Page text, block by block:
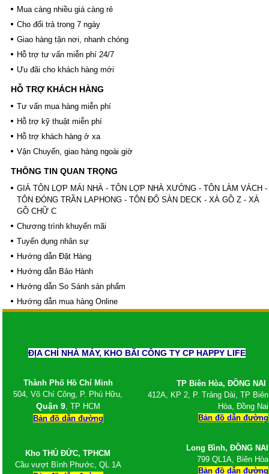
Tấm polycarbonate, Tấm nhựa sáng thông
minh
Tấm polycarbonate rỗng ruột, tấm nhựa sáng
thông minh
Tấm polycarbonate đặc ruột, tấm
polycarbonate rỗng, tấm nhựa sáng thông
Tấm polycarbonate Hàn Quốc
Tấm polycarbonate Ấn Độ EU
Tấm polycarbonate hàng Đức
Tấm polycarbonate Malaysia
Tấm nhựa poly lấy sáng màu trà 3mm 4mm
Giá tấm xi măng cemboard Thái Lan
Báo giá thi công tấm Cemboard TPHCM zalo
0913685879
Giá tấm xi măng Cemboard Duraflex 1m22*
Tấm cemboard Việt Nam
Tấm cemboard duraflex - Tấm Cemboard Vĩnh
Tường
Giá tấm xi măng Thái Lan SCG nhập 100%
Sale Tấm cemboard Thái Lan SCG
Sale Tấm cemboard Thái Lan Dura
Sale Tấm cemboard Việt Nam
Ván Coppha, Giá ván ép Cốp Pha
2022, Ván cốp pha giá rẻ
đen, Ván cốp pha giá rẻ
Ván coppha màu vàng 4 m, Bảng báo giá ván
cốp pha 2021
Giá cốp pha màu cam, Giá cốp pha xây dựng,
Ván coppha màu cam
coppha phủ keo
Ván coppha Mỹ Anh, Ván cốp pha chất lượng,
Giá ván coppha Mỹ Anh
Mua càng nhiều giá càng rẻ
Cho đổi trả trong 7 ngày
Giao hàng tận nơi, nhanh chóng
Hỗ trợ tư vấn miễn phí 24/7
Ưu đãi cho khách hàng mới
HỖ TRỢ KHÁCH HÀNG
Tư vấn mua hàng miễn phí
Hỗ trợ kỹ thuật miễn phí
Hỗ trợ khách hàng ở xa
Vận Chuyển, giao hàng ngoài giờ
THÔNG TIN QUAN TRỌNG
GIÁ TÔN LỢP MÁI NHÀ - TÔN LỢP NHÀ XƯỞNG - TÔN LÀM VÁCH -
TÔN ĐÓNG TRẦN LAPHONG - TÔN ĐỔ SÀN DECK - XÀ GỒ Z - XÀ
GỒ CHỮ C
Chương trình khuyến mãi
Tuyển dụng nhân sự
Hướng dẫn Đặt Hàng
Hướng dẫn Bảo Hành
Hướng dẫn So Sánh sản phẩm
Hướng dẫn mua hàng Online
ĐỊA CHỈ NHÀ MÁY, KHO BÃI CÔNG TY CP HAPPY LIFE
Thành Phố Hồ Chí Minh
504, Võ Chí Công, P. Phú Hữu,
Quận 9, TP HCM
Bản đồ dẫn đường
TP Biên Hòa, ĐỒNG NAI
412A, KP 2, P. Trảng Dài, TP Biên
Hòa, Đồng Nai
Bản đồ dẫn đường
Kho THỦ ĐỨC, TPHCM
Cầu vượt Bình Phước, QL 1A
Long Bình,ĐỒNG NAI
799 QL1A, Biên Hòa
Bản đồ dẫn đường